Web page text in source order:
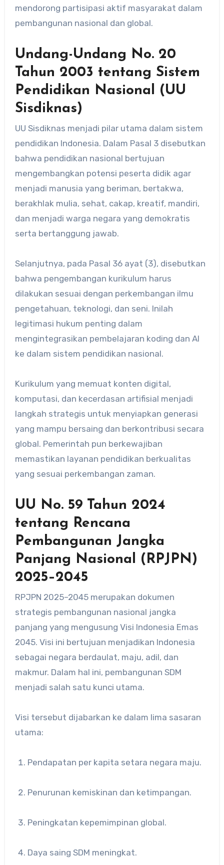
mendorong partisipasi aktif masyarakat dalam
pembangunan nasional dan global.
Undang-Undang No. 20
Tahun 2003 tentang Sistem
Pendidikan Nasional (UU
Sisdiknas)
UU Sisdiknas menjadi pilar utama dalam sistem
pendidikan Indonesia. Dalam Pasal 3 disebutkan
bahwa pendidikan nasional bertujuan
mengembangkan potensi peserta didik agar
menjadi manusia yang beriman, bertakwa,
berakhlak mulia, sehat, cakap, kreatif, mandiri,
dan menjadi warga negara yang demokratis
serta bertanggung jawab.
Selanjutnya, pada Pasal 36 ayat (3), disebutkan
bahwa pengembangan kurikulum harus
dilakukan sesuai dengan perkembangan ilmu
pengetahuan, teknologi, dan seni. Inilah
legitimasi hukum penting dalam
mengintegrasikan pembelajaran koding dan AI
ke dalam sistem pendidikan nasional.
Kurikulum yang memuat konten digital,
komputasi, dan kecerdasan artifisial menjadi
langkah strategis untuk menyiapkan generasi
yang mampu bersaing dan berkontribusi secara
global. Pemerintah pun berkewajiban
memastikan layanan pendidikan berkualitas
yang sesuai perkembangan zaman.
UU No. 59 Tahun 2024
tentang Rencana
Pembangunan Jangka
Panjang Nasional (RPJPN)
2025–2045
RPJPN 2025–2045 merupakan dokumen
strategis pembangunan nasional jangka
panjang yang mengusung Visi Indonesia Emas
2045. Visi ini bertujuan menjadikan Indonesia
sebagai negara berdaulat, maju, adil, dan
makmur. Dalam hal ini, pembangunan SDM
menjadi salah satu kunci utama.
Visi tersebut dijabarkan ke dalam lima sasaran
utama:
Pendapatan per kapita setara negara maju.
Penurunan kemiskinan dan ketimpangan.
Peningkatan kepemimpinan global.
Daya saing SDM meningkat.